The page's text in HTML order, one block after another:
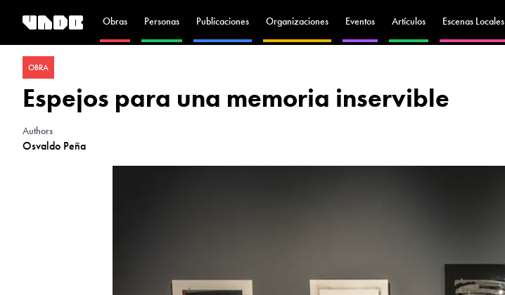
Obras Personas Publicaciones Organizaciones Eventos Artículos Escenas Locales
OBRA
Espejos para una memoria inservible
Authors
Osvaldo Peña